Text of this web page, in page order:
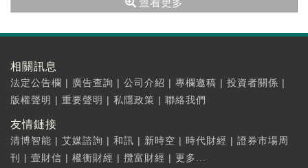
查看更多
相關訊息
法定公告欄 | 廣告查詢 | 公司介紹 | 專欄邀稿 | 投資者關係 |
版權聲明 | 重要聲明 | 私隱政策 | 聯絡我們
友情鏈接
清博智能 | 艾媒諮詢 | 和訊 | 新時空 | 時代財經 | 證券市場周
刊
| 壹財信 | 權衡財經 | 攬富財經 | 更多...